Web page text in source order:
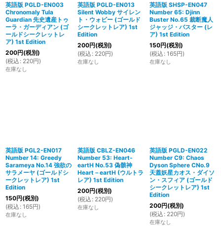
英語版 PGLD-EN003
Chronomaly Tula
Guardian 先史遺産トゥ
ーラ・ガーディアン (ゴ
ールドシークレットレ
ア) 1st Edition
200円(税別)
(税込 : 220円)
在庫なし
英語版 PGLD-EN013
Silent Wobby サイレン
ト・ウォビー (ゴールド
シークレットレア) 1st
Edition
200円(税別)
(税込 : 220円)
在庫なし
英語版 SHSP-EN047
Number 65: Djinn
Buster No.65 裁断魔人
ジャッジ・バスター (レ
ア) 1st Edition
150円(税別)
(税込 : 165円)
在庫なし
英語版 PGL2-EN017
Number 14: Greedy
Sarameya No.14 強欲の
サラメーヤ (ゴールドシ
ークレットレア) 1st
Edition
150円(税別)
(税込 : 165円)
在庫なし
英語版 CBLZ-EN046
Number 53: Heart-
eartH No.53 偽骸神
Heart－eartH (ウルトラ
レア) 1st Edition
200円(税別)
(税込 : 220円)
在庫なし
英語版 PGLD-EN022
Number C9: Chaos
Dyson Sphere CNo.9
天蓋妖星カオス・ダイソ
ン・スフィア (ゴールド
シークレットレア) 1st
Edition
200円(税別)
(税込 : 220円)
在庫なし